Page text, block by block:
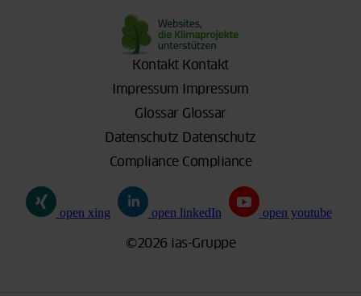
open xing open linkedIn open youtube
©2026 ias-Gruppe
Kontakt Kontakt
Impressum
Impressum
Glossar Glossar
Datenschutz
Datenschutz
Compliance Compliance